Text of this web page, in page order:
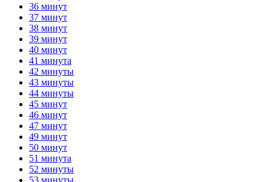
36 минут
37 минут
38 минут
39 минут
40 минут
41 минута
42 минуты
43 минуты
44 минуты
45 минут
46 минут
47 минут
49 минут
50 минут
51 минута
52 минуты
53 минуты